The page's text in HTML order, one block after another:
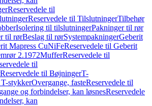
Reservedele til
Reservedele til TilslutningerTilbehør
Isolering til tilslutningerPakninger til rør
til rørBeslag til rørSystempakningerGeberit
Mapress CuNiFeReservedele til Geberit
2.1972MufferReservedele til
til
Reservedele til BøjningerT-
stykkerOvergange, fasteReservedele til
og forbindelser, kan løsnesReservedele
kan